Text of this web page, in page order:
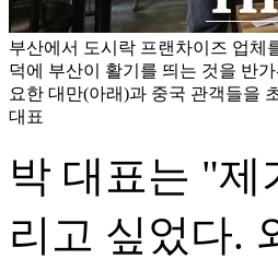
부산에서 도시락 프랜차이즈 업체
덕에 부산이 활기를 띄는 것을 반
요한 대만(아래)과 중국 관객들을
대표
박 대표는 "제
리고 싶었다.